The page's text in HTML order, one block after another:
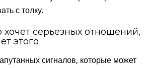
с толку.
хочет серьезных отношений,
этого
сигналов, которые может